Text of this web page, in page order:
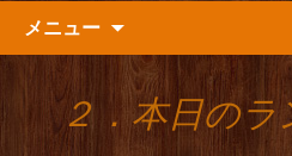
メニュー
２．本日のラ